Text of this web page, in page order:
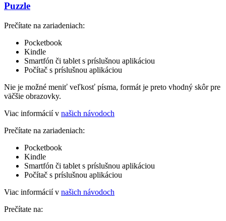
Puzzle
Prečítate na zariadeniach:
Pocketbook
Kindle
Smartfón či tablet s príslušnou aplikáciou
Počítač s príslušnou aplikáciou
Nie je možné meniť veľkosť písma, formát je preto vhodný skôr pre
väčšie obrazovky.
Viac informácií v našich návodoch
Prečítate na zariadeniach:
Pocketbook
Kindle
Smartfón či tablet s príslušnou aplikáciou
Počítač s príslušnou aplikáciou
Viac informácií v našich návodoch
Prečítate na: